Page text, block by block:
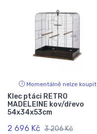
Momentálně nelze koupit
Klec ptáci RETRO
MADELEINE kov/dřevo
54x34x53cm
2 696 Kč 3 206 Kč